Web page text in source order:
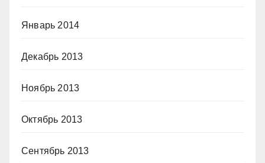
Январь 2014
Декабрь 2013
Ноябрь 2013
Октябрь 2013
Сентябрь 2013